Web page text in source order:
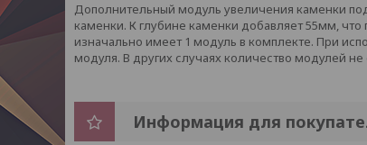
Дополнительный модуль увеличения каменки
каменки. К глубине каменки добавляет 55мм,
изначально имеет 1 модуль в комплекте. При
модуля. В других случаях количество модулей
Информация для